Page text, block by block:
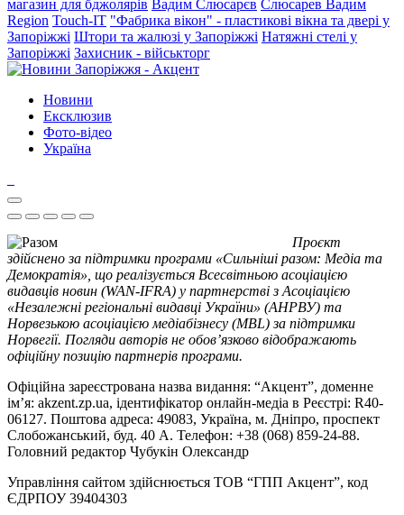
магазин для бджолярів Вадим Слюсарєв Слюсарев Вадим
Region Touch-IT "Фабрика вікон" - пластикові вікна та двері у
Запоріжжі Штори та жалюзі у Запоріжжі Натяжні стелі у
Запоріжжі Захисник - військторг
Новини
Ексклюзив
Фото-відео
Україна
Проєкт
здійснено за підтримки програми «Сильніші разом: Медіа та
Демократія», що реалізується Всесвітньою асоціацією
видавців новин (WAN-IFRA) у партнерстві з Асоціацією
«Незалежні регіональні видавці України» (АНРВУ) та
Норвезькою асоціацією медіабізнесу (MBL) за підтримки
Норвегії. Погляди авторів не обов’язково відображають
офіційну позицію партнерів програми.
Офіційна зареєстрована назва видання: “Акцент”, доменне
ім’я: akzent.zp.ua, ідентифікатор онлайн-медіа в Реєстрі: R40-
06127. Поштова адреса: 49083, Україна, м. Дніпро, проспект
Слобожанський, буд. 40 А. Телефон: +38 (068) 859-24-88.
Головний редактор Чубукін Олександр
Управління сайтом здійснюється ТОВ “ГПП Акцент”, код
ЄДРПОУ 39404303